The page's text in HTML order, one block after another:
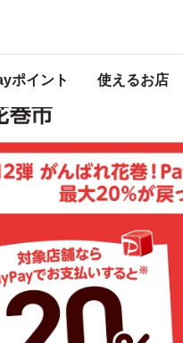
ポイント 使えるお店
開催中のキャンペーン一覧はこちら。